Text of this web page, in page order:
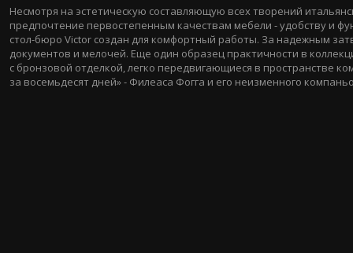
Несмотря на эстетическую составляющую всех творений
предпочтение первостепенным качествам мебели - удобству и
стол-бюро Victor создан для комфортный работы. За надежным
документов и мелочей. Еще один образец практичности в
с бронзовой отделкой, легко передвигающиеся в пространстве
за восемьдесят дней» - Филеаса Фогга и его неизменного